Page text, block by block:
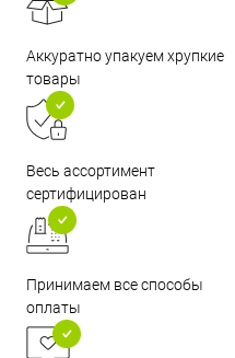
Аккуратно упакуем хрупкие
товары
Весь ассортимент
сертифицирован
Принимаем все способы
оплаты